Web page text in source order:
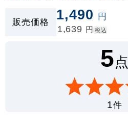
販売価格 1,490 円
1,639 円 税込
5点
1件